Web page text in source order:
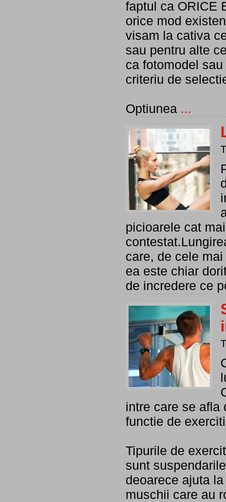
faptul ca ORICE
orice mod
visam la cativa
sau pentru alte
ca fotomodel
criteriu de
Optiunea ...
picioarele cat
care, de cele
ea este chiar
de incredere ce
intre care se afla
functie de
Tipurile de
sunt
deoarece ajuta
muschii care au